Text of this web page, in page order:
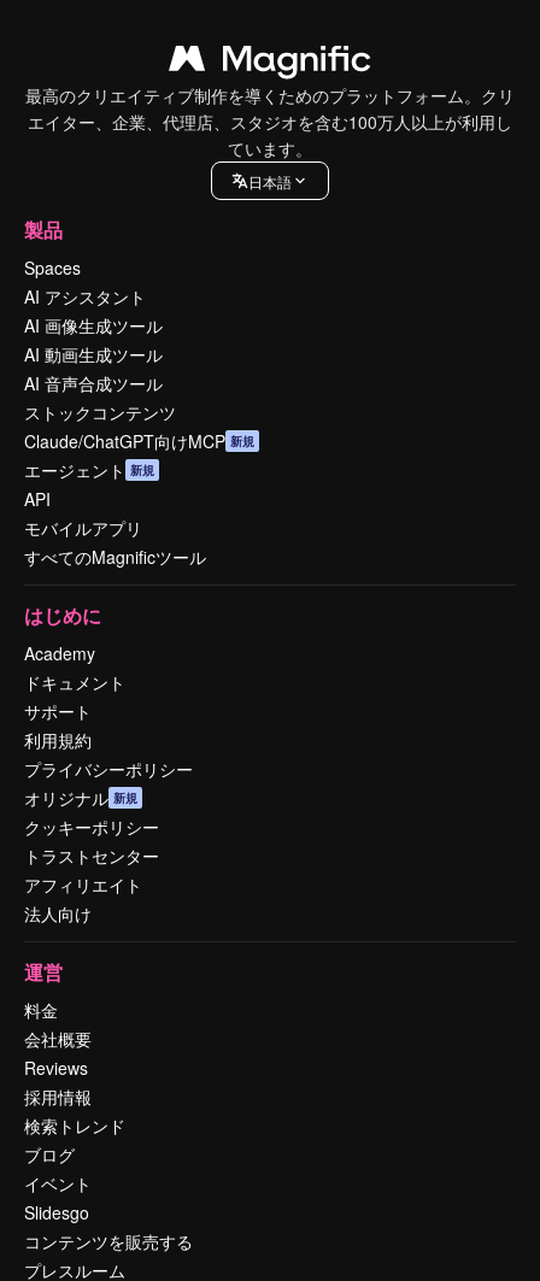
最高のクリエイティブ制作を導くためのプラットフォーム。クリ
エイター、企業、代理店、スタジオを含む100万人以上が利用し
ています。
日本語
製品
Spaces
AI アシスタント
AI 画像生成ツール
AI 動画生成ツール
AI 音声合成ツール
ストックコンテンツ
Claude/ChatGPT向けMCP 新規
エージェント 新規
API
モバイルアプリ
すべてのMagnificツール
はじめに
Academy
ドキュメント
サポート
利用規約
プライバシーポリシー
オリジナル 新規
クッキーポリシー
トラストセンター
アフィリエイト
法人向け
運営
料金
会社概要
Reviews
採用情報
検索トレンド
ブログ
イベント
Slidesgo
コンテンツを販売する
プレスルーム